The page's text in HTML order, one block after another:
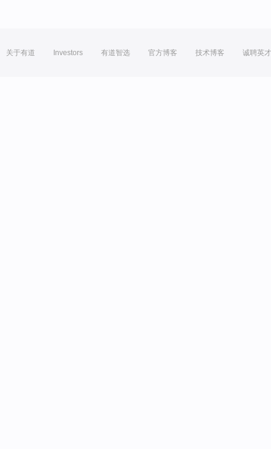
关于有道 Investors 有道智选 官方博客 技术博客 诚聘英才